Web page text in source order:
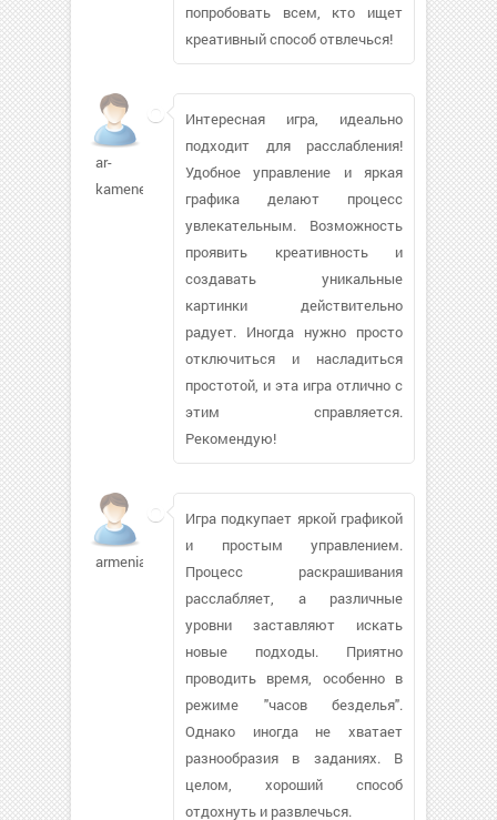
попробовать всем, кто ищет
креативный способ отвлечься!
ar-
kamenev985
Интересная игра, идеально
подходит для расслабления!
Удобное управление и яркая
графика делают процесс
увлекательным. Возможность
проявить креативность и
создавать уникальные
картинки действительно
радует. Иногда нужно просто
отключиться и насладиться
простотой, и эта игра отлично с
этим справляется.
Рекомендую!
armenia19729
Игра подкупает яркой графикой
и простым управлением.
Процесс раскрашивания
расслабляет, а различные
уровни заставляют искать
новые подходы. Приятно
проводить время, особенно в
режиме "часов безделья".
Однако иногда не хватает
разнообразия в заданиях. В
целом, хороший способ
отдохнуть и развлечься.